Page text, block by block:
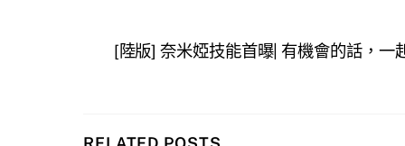
[陸版] 奈米婭技能首曝| 有機會的話，一